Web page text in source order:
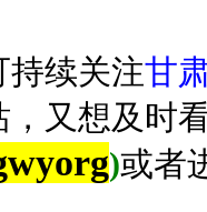
持续关注甘
又想及时
)或者